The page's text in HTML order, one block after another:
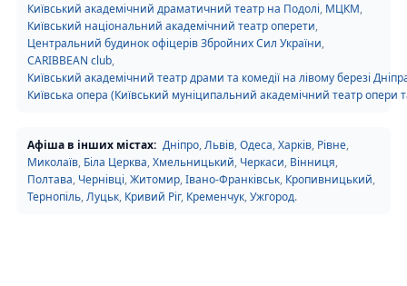
Київський академічний драматичний театр на Подолі, МЦКМ,
Київський національний академічний театр оперети,
Центральний будинок офіцерів Збройних Сил України,
CARIBBEAN club,
Київський академічний театр драми та комедії на лівому березі
Київська опера (Київський муніципальний академічний театр опери
Афіша в інших містах: Дніпро,Львів,Одеса,Харків, Рівне,
Миколаїв, Біла Церква,Хмельницький, Черкаси, Вінниця,
Полтава, Чернівці,Житомир,Івано-Франківськ, Кропивницький,
Тернопіль,Луцьк, Кривий Ріг, Кременчук,Ужгород.